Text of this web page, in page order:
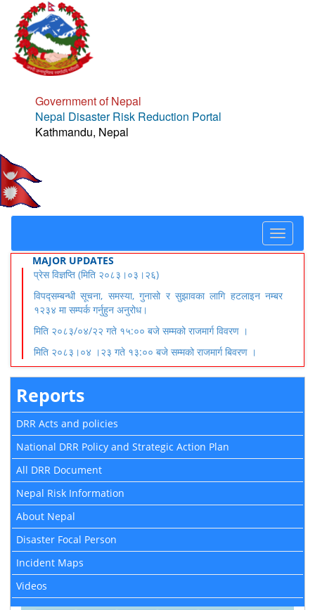
Government of Nepal
Nepal Disaster Risk Reduction Portal
Kathmandu, Nepal
Toggle
MAJOR UPDATES
प्रेस विज्ञप्ति (मिति २०८३।०३।२६)
विपद्सम्बन्धी सूचना, समस्या, गुनासो र सुझावका लागि हटलाइन नम्बर
१२३४ मा सम्पर्क गर्नुहुन अनुरोध।
मिति २०८३/०४/२२ गते १५:०० बजे सम्मको राजमार्ग विवरण ।
मिति २०८३।०४ ।२३ गते १३:०० बजे सम्मको राजमार्ग बिवरण ।
Reports
DRR Acts and policies
National DRR Policy and Strategic Action Plan
All DRR Document
Nepal Risk Information
About Nepal
Disaster Focal Person
Incident Maps
Videos